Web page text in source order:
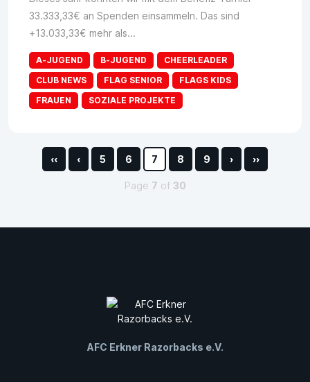
33.333,33€ an Spenden einsammeln. Das sind
+13.033,33€ mehr als...
A-JUGEND B-JUGEND
CHEERLEADER
CLUB NEWS
FLAG SENIOR
FLAGS KIDS
FRAUEN
SOZIALE PROJEKTE
‹‹ ‹ 5 6 7 8 9 › ››
Page 7 of 30
AFC Erkner Razorbacks e.V.